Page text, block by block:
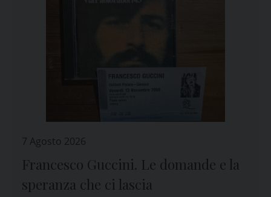
7 Agosto 2026
Francesco Guccini. Le domande e la
speranza che ci lascia